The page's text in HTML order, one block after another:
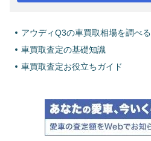
アウディQ3の車買取相場を調べる
車買取査定の基礎知識
車買取査定お役立ちガイド